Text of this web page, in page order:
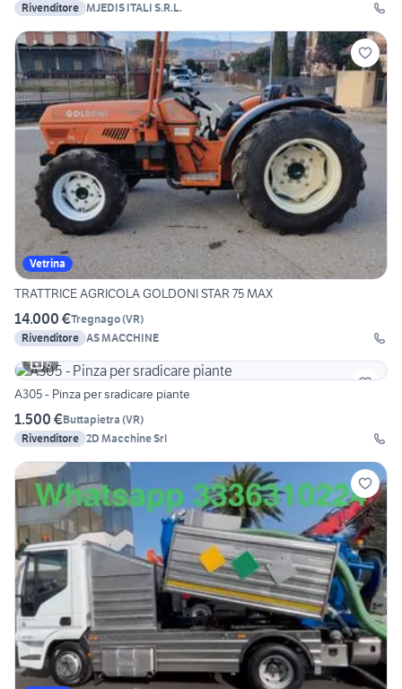
Rivenditore MJEDIS ITALI S.R.L.
Vetrina
TRATTRICE AGRICOLA GOLDONI STAR 75 MAX
14.000 €Tregnago(VR)
Rivenditore AS MACCHINE
6
A305 - Pinza per sradicare piante
1.500 €Buttapietra (VR)
Rivenditore 2D Macchine Srl